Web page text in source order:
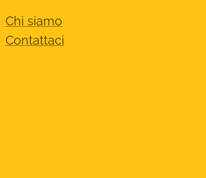
Chi siamo
Contattaci